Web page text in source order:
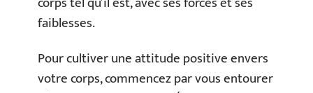
faiblesses.
Pour cultiver une attitude positive envers
votre corps, commencez par vous entourer